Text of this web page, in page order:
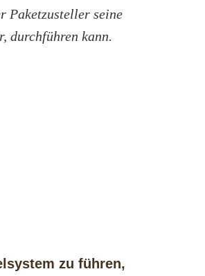
Paketzusteller seine
durchführen kann.
zu führen,